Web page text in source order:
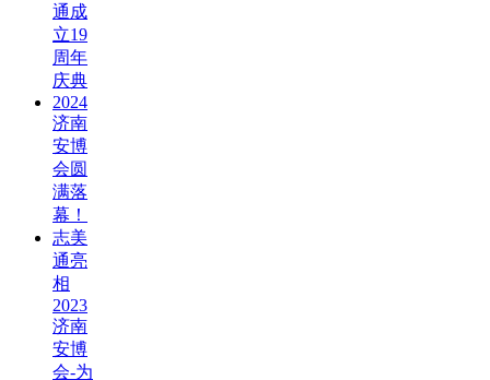
通成
立19
周年
庆典
2024
济南
安博
会圆
满落
幕！
志美
通亮
相
2023
济南
安博
会-为